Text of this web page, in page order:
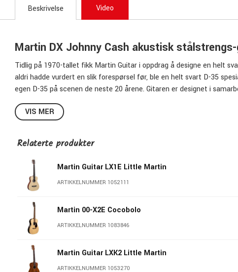
Beskrivelse Video
Martin DX Johnny Cash akustisk
Tidlig på 1970-tallet fikk Martin Guitar i oppdrag å designe en helt
aldri hadde vurdert en slik forespørsel før, ble en helt svart D-35
egen D-35 på scenen de neste 20 årene. Gitaren er designet i
Foundation, og har en klassisk Dreadnought-kroppsform konstruert
og sidene. I likhet med den forrige jubileumsutgaven inkluderer
elektronikk og en myk gigbag brodert med «CASH»-logoen, og er
strenger.DX Johnny Cash ble designet for å være en tilgjengelig og
legendariske musikeren.
Dreadnought: D-14 Fret
Finish Top: None
Laminert lokk
Laminerte sider og bunn
25.4" Skala
VIS MER
Relaterte produkter
Martin Guitar LX1E Little Martin
ARTIKKELNUMMER 1052111
Martin 00-X2E Cocobolo
ARTIKKELNUMMER 1083846
Martin Guitar LXK2 Little Martin
ARTIKKELNUMMER 1053270